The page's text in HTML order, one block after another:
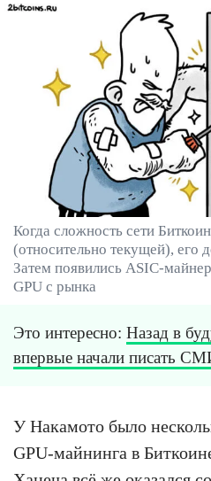
Когда сложность сети
(относительно текущей), его
Затем появились ASIC-
GPU с рынка
Это интересно: Назад в
впервые начали писать
У Накамото было
GPU-майнинга в